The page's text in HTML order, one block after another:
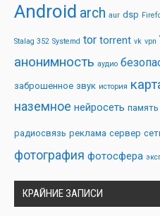
Android arch aur dsp
Stalag 352 Systemd tor torrent vk vpn
анонимность аудио
заброшенное звук история
наземное нейросеть память
радиосвязь реклама сервер
фотография фотосфера
КРАЙНИЕ ЗАПИСИ